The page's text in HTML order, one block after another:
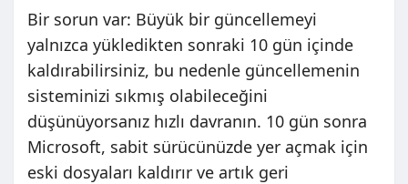
Bir sorun var: Büyük bir güncellemeyi
yalnızca yükledikten sonraki 10 gün içinde
kaldırabilirsiniz, bu nedenle güncellemenin
sisteminizi sıkmış olabileceğini
düşünüyorsanız hızlı davranın. 10 gün sonra
Microsoft, sabit sürücünüzde yer açmak için
eski dosyaları kaldırır ve artık geri